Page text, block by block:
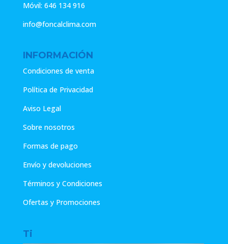
Móvil: 646 134 916
info@foncalclima.com
INFORMACIÓN
Condiciones de venta
Política de Privacidad
Aviso Legal
Sobre nosotros
Formas de pago
Envío y devoluciones
Términos y Condiciones
Ofertas y Promociones
Ti